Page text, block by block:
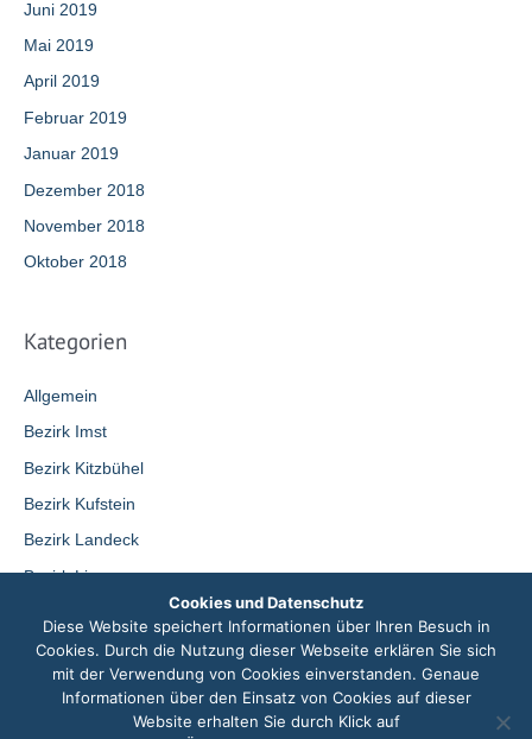
Juni 2019
Mai 2019
April 2019
Februar 2019
Januar 2019
Dezember 2018
November 2018
Oktober 2018
Kategorien
Allgemein
Bezirk Imst
Bezirk Kitzbühel
Bezirk Kufstein
Bezirk Landeck
Bezirk Lienz
Bezirk Schwaz
Innsbruck-Land
Cookies und Datenschutz
Diese Website speichert Informationen über Ihren Besuch in
Cookies. Durch die Nutzung dieser Webseite erklären Sie sich
mit der Verwendung von Cookies einverstanden. Genaue
Informationen über den Einsatz von Cookies auf dieser
Website erhalten Sie durch Klick auf